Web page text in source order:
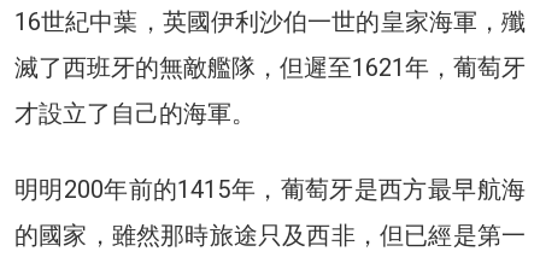
16世紀中葉，英國伊利沙伯一世的皇家海軍，殲
滅了西班牙的無敵艦隊，但遲至1621年，葡萄牙
才設立了自己的海軍。
明明200年前的1415年，葡萄牙是西方最早航海
的國家，雖然那時旅途只及西非，但已經是第一